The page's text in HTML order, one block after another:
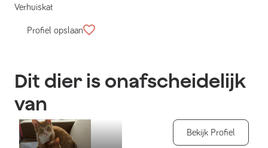
Verhuiskat
Profiel opslaan
Dit dier is onafscheidelijk
van
Bekijk Profiel